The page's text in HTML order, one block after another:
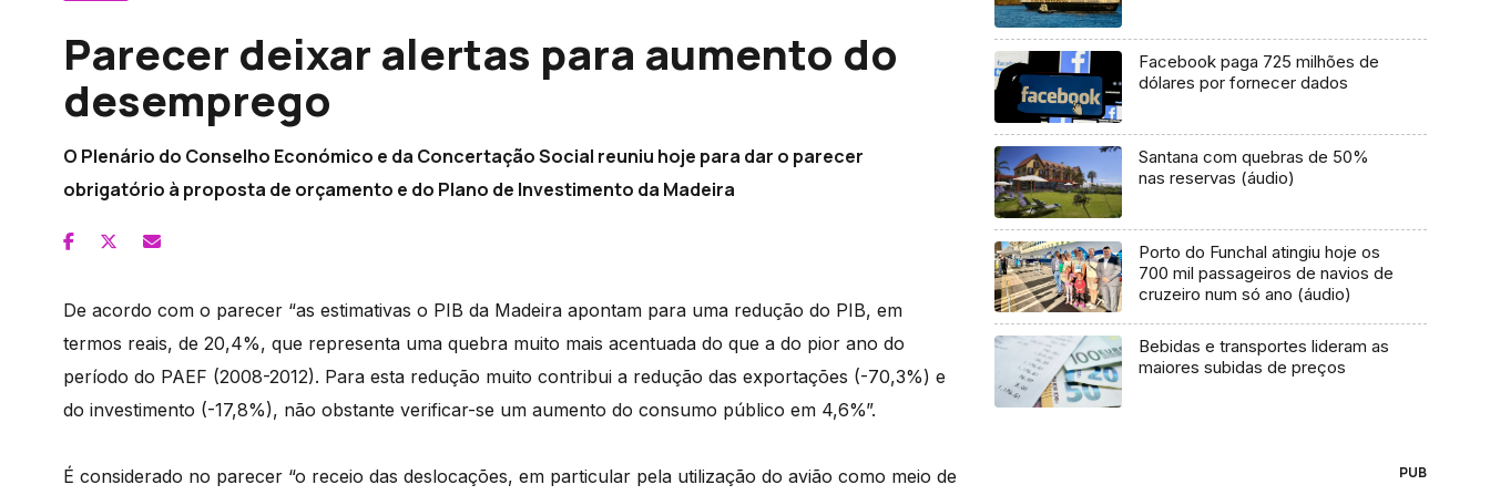
Parecer deixar alertas para aumento do
desemprego
O Plenário do Conselho Económico e da Concertação Social reuniu hoje para dar o parecer
obrigatório à proposta de orçamento e do Plano de Investimento da Madeira
De acordo com o parecer “as estimativas o PIB da Madeira apontam para uma redução do PIB, em
termos reais, de 20,4%, que representa uma quebra muito mais acentuada do que a do pior ano do
período do PAEF (2008-2012). Para esta redução muito contribui a redução das exportações (-70,3%) e
do investimento (-17,8%), não obstante verificar-se um aumento do consumo público em 4,6%”.
É considerado no parecer “o receio das deslocações, em particular pela utilização do avião como meio de
Facebook paga 725 milhões de
dólares por fornecer dados
Santana com quebras de 50%
nas reservas (áudio)
Porto do Funchal atingiu hoje os
700 mil passageiros de navios de
cruzeiro num só ano (áudio)
Bebidas e transportes lideram as
maiores subidas de preços
PUB